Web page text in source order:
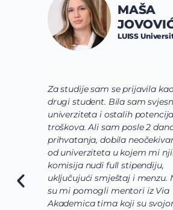
Za studije sam se prijavila
drugi student. Bila sam
univerziteta i ostalih
troškova. Ali sam posle 2
prihvatanja, dobila
od univerziteta u kojem mi
komisija nudi full stipendiju,
uključujući smještaj i menzu.
su mi pomogli mentori iz Via
Akademica tima koji su
MAŠA
LUISS